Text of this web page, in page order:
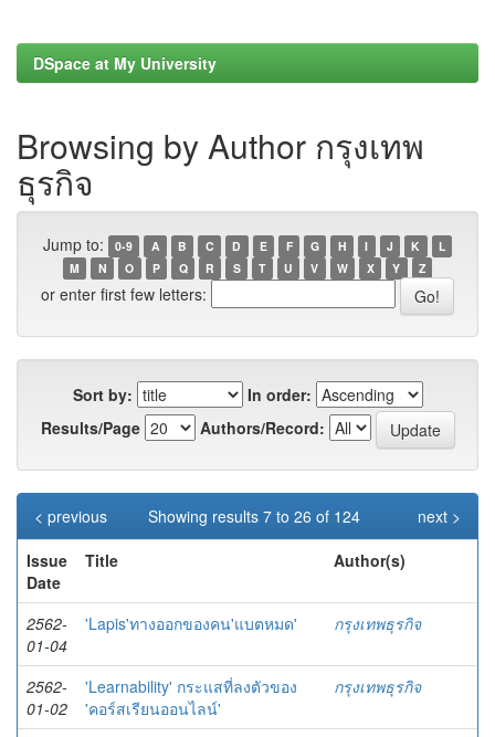
DSpace at My University
Browsing by Author กรุงเทพ
ธุรกิจ
Jump to: 0-9 A B C D E F G H I J K
L
M
N O P Q R S T U V W X Y Z
or enter first few letters:
Sort by:
In order:
Results/Page
Authors/Record:
Showing results 7 to 26 of 124
< previous
next >
Issue
Date
Title Author(s)
2562-
01-04
'Lapis'ทางออกของคน'แบตหมด' กรุงเทพธุรกิจ
2562-
01-02
'Learnability' กระแสที่ลงตัวของ
'คอร์สเรียนออนไลน์'
กรุงเทพธุรกิจ